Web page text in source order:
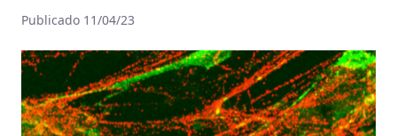
Publicado 11/04/23